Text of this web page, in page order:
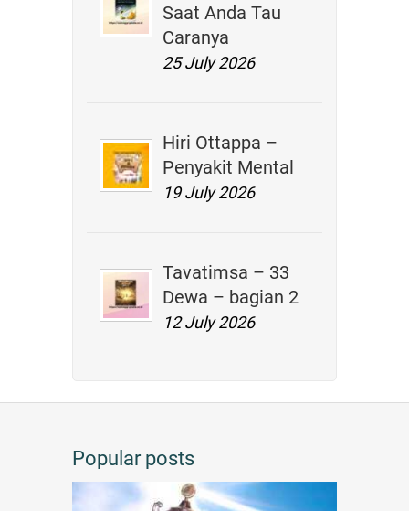
Saat Anda Tau
Caranya
25 July 2026
Hiri Ottappa –
Penyakit Mental
19 July 2026
Tavatimsa – 33
Dewa – bagian 2
12 July 2026
Popular posts